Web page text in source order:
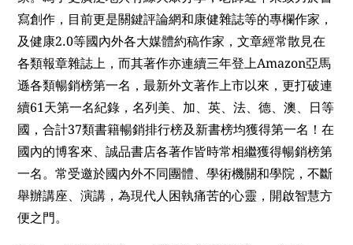
寫創作，目前更是關鍵評論網和康健雜誌等的專欄作家，
及健康2.0等國內外各大媒體約稿作家，文章經常散見在
各類報章雜誌上，而其著作亦連續三年登上Amazon亞馬
遜各類暢銷榜第一名，最新外文著作上市以來，更打破連
續61天第一名紀錄，名列美、加、英、法、德、澳、日等
國，合計37類書籍暢銷排行榜及新書榜均獲得第一名！在
國內的博客來、誠品書店各著作皆時常相繼獲得暢銷榜第
一名。常受邀於國內外不同團體、學術機關和學院，不斷
舉辦講座、演講，為現代人困執痛苦的心靈，開啟智慧方
便之門。